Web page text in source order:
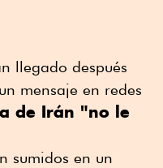
llegado después
mensaje en redes
de Irán "no le
sumidos en un